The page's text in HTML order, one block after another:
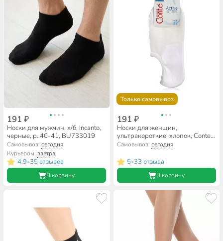
191 ₽
Носки для мужчин, х/б, Incanto,
черные, р. 40-41, BU733019
Самовывоз:сегодня
Курьером:завтра
4.9•35 отзывов
В корзину
Только самовывоз
191 ₽
Носки для женщин,
ультракороткие, хлопок, Conte,
Active, 000, белые, р.25-27,
Самовывоз: сегодня
5•33 отзыва
В корзину